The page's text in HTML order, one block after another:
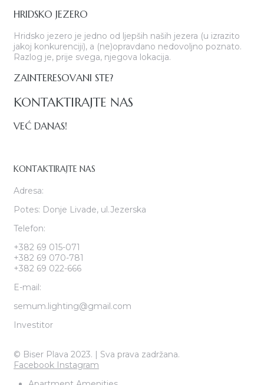
HRIDSKO JEZERO
Hridsko jezero je jedno od ljepših naših jezera (u izrazito
jakoj konkurenciji), a (ne)opravdano nedovoljno poznato.
Razlog je, prije svega, njegova lokacija.
ZAINTERESOVANI STE?
KONTAKTIRAJTE NAS
VEĆ DANAS!
KONTAKTIRAJTE NAS
Adresa:
Potes: Donje Livade, ul.Jezerska
Telefon:
+382 69 015-071
+382 69 070-781
+382 69 022-666
E-mail:
semum.lighting@gmail.com
Investitor
© Biser Plava 2023. | Sva prava zadržana.
Facebook Instagram